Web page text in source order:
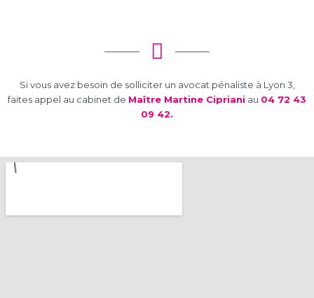
Si vous avez besoin de solliciter un avocat pénaliste à Lyon 3,
faites appel au cabinet de Maître Martine Cipriani au 04 72 43
09 42.